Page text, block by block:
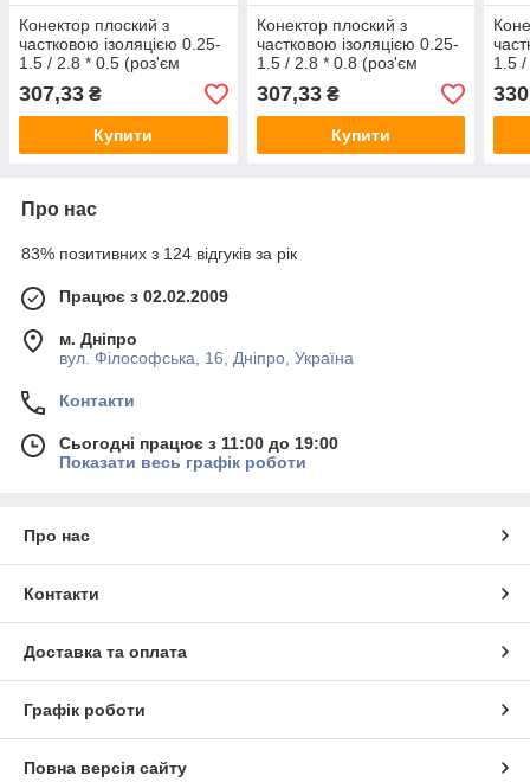
Конектор плоский з
частковою ізоляцією 0.25-
1.5 / 2.8 * 0.5 (роз'єм
"Мама")
307,33 ₴
Купити
Конектор плоский з
частковою ізоляцією 0.25-
1.5 / 2.8 * 0.8 (роз'єм
"Мама")
307,33₴
Купити
1.5
Про нас
83% позитивних з 124 відгуків за рік
Працює з 02.02.2009
м. Дніпро
вул. Філософська, 16, Дніпро, Україна
Контакти
Сьогодні працює з 11:00 до 19:00
Показати весь графік роботи
Про нас
Контакти
Доставка та оплата
Графік роботи
Повна версія сайту